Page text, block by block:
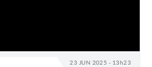
23 JUN 2025 - 13h23